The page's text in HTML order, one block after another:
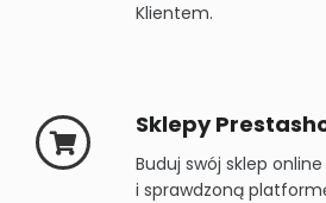
Klientem.
Sklepy
Buduj swój sklep
i sprawdzoną